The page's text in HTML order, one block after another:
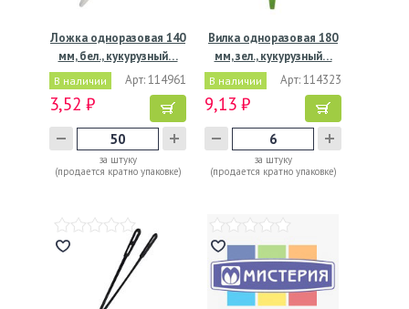
Ложка одноразовая 140
мм, бел., кукурузный…
В наличии Арт: 114961
3,52 ₽
за штуку
(продается кратно упаковке)
Вилка одноразовая 180
мм, зел., кукурузный…
В наличии Арт: 114323
9,13 ₽
за штуку
(продается кратно упаковке)